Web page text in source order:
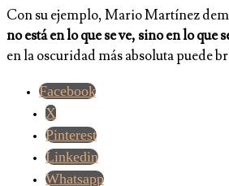
Con su ejemplo, Mario Martínez
no está en lo que se ve, sino en lo que
en la oscuridad más absoluta puede
Facebook
X
Pinterest
Linkedin
Whatsapp